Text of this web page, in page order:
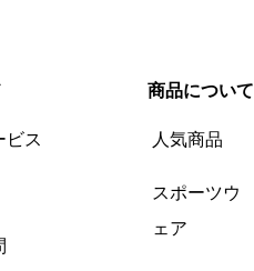
ビス
商品について
人気商品
スポーツウ
ェア